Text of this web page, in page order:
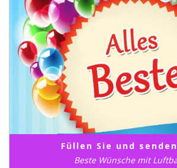
Füllen Sie und
Beste Wünsche mit